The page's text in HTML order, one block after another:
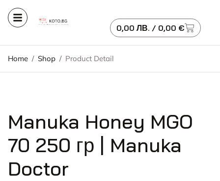
0,00 ЛВ. / 0,00 €
Home / Shop / Product Detail
Manuka Honey MGO
70 250 гр | Manuka
Doctor